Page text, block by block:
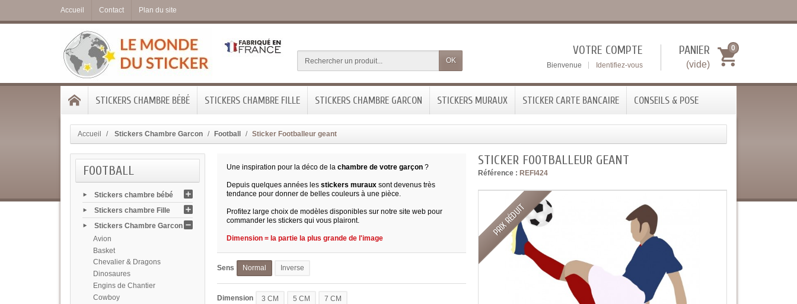
Accueil Contact Plan du site
OK
PANIER
(vide)
0
VOTRE COMPTE
Bienvenue Identifiez-vous
STICKERS CHAMBRE BÉBÉ STICKERS CHAMBRE FILLE STICKERS CHAMBRE GARCON STICKERS MURAUX STICKER CARTE BANCAIRE CONSEILS & POSE
Accueil Stickers Chambre Garcon Football Sticker Footballeur geant
FOOTBALL
Stickers chambre bébé
Stickers chambre Fille
Stickers Chambre Garcon
Avion
Basket
Chevalier & Dragons
Dinosaures
Engins de Chantier
Cowboy
STICKER FOOTBALLEUR GEANT
Référence : REFI424
PRIX RÉDUIT
Une inspiration pour la déco de lachambre de votre garçon ?
Depuis quelques années les stickers muraux sont devenus très
tendance pour donner de belles couleurs à une pièce.
Profitez large choix de modèles disponibles sur notre site web pour
commander les stickers qui vous plairont.
Dimension = la partie la plus grande de l'image
Sens Normal Inverse
Dimension 3 CM 5 CM 7 CM